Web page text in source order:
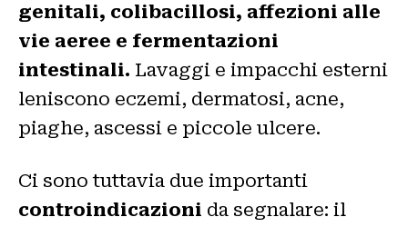
genitali, colibacillosi, affezioni alle
vie aeree e fermentazioni
intestinali. Lavaggi e impacchi esterni
leniscono eczemi, dermatosi, acne,
piaghe, ascessi e piccole ulcere.
Ci sono tuttavia due importanti
controindicazioni da segnalare: il